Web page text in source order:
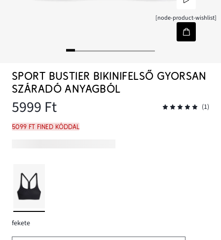
[node-product-wishlist]
SPORT BUSTIER BIKINIFELSŐ GYORSAN
SZÁRADÓ ANYAGBÓL
5999 Ft (1)
5099 Ft FINED kóddal
fekete